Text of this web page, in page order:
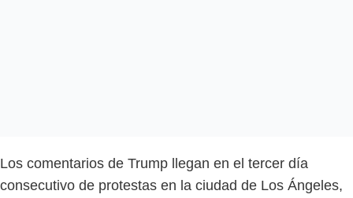
Los comentarios de Trump llegan en el tercer día
consecutivo de protestas en la ciudad de Los Ángeles,